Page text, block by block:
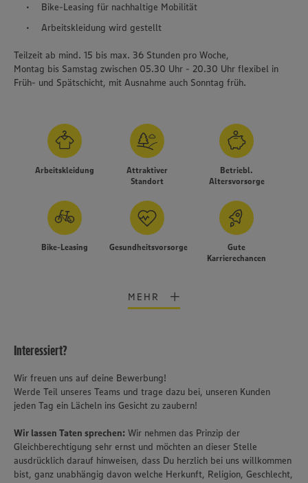
Bike-Leasing für nachhaltige Mobilität
Arbeitskleidung wird gestellt
Teilzeit ab mind. 15 bis max. 36 Stunden pro Woche,
Montag bis Samstag zwischen 05.30 Uhr - 20.30 Uhr flexibel in
Früh- und Spätschicht, mit Ausnahme auch Sonntag früh.
Arbeitskleidung
Attraktiver
Standort
Betriebl.
Altersvorsorge
Bike-Leasing Gesundheitsvorsorge
Gute
Karrierechancen
MEHR
Interessiert?
Wir freuen uns auf deine Bewerbung!
Werde Teil unseres Teams und trage dazu bei, unseren Kunden
jeden Tag ein Lächeln ins Gesicht zu zaubern!
Wir lassen Taten sprechen: Wir nehmen das Prinzip der
Gleichberechtigung sehr ernst und möchten an dieser Stelle
ausdrücklich darauf hinweisen, dass Du herzlich bei uns willkommen
bist, ganz unabhängig davon welche Herkunft, Religion, Geschlecht,